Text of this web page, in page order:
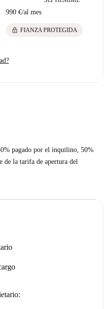
990 €/al mes
lock FIANZA PROTEGIDA
pagado por el inquilino, 50%
de la tarifa de apertura del